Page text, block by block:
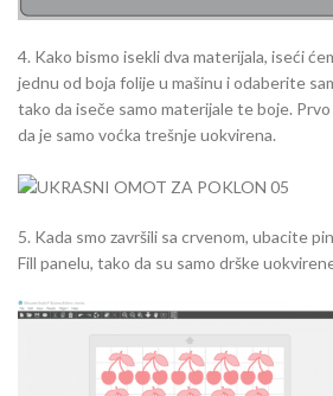
4. Kako bismo isekli dva materijala, iseći
jednu od boja folije u mašinu i odaberite
tako da iseče samo materijale te boje.
da je samo voćka trešnje uokvirena.
5. Kada smo završili sa crvenom, ubacite
Fill panelu, tako da su samo drške